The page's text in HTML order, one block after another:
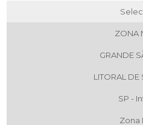
ZONA
GRANDE
LITORAL DE
SP -
Zona